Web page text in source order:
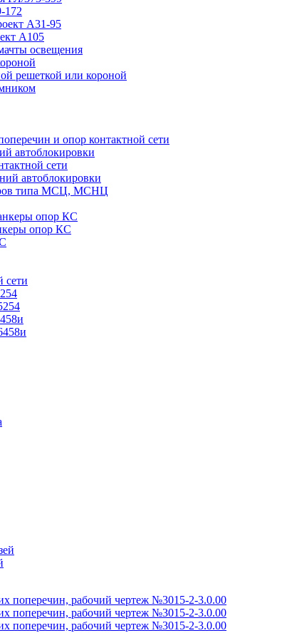
172
А31-95
А105
освещения
решеткой или короной
и опор контактной сети
автоблокировки
сети
автоблокировки
типа МСЦ, МСНЦ
опор КС
опор КС
сети